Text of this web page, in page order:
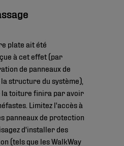
plate ait été
à cet effet (par
de panneaux de
structure du système),
la toiture finira par avoir
Limitez l'accès à
panneaux de protection
d'installer des
(tels que les WalkWay